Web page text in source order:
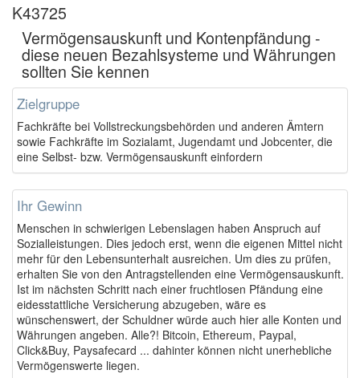
K43725
Vermögensauskunft und Kontenpfändung -
diese neuen Bezahlsysteme und Währungen
sollten Sie kennen
Zielgruppe
Fachkräfte bei Vollstreckungsbehörden und anderen Ämtern
sowie Fachkräfte im Sozialamt, Jugendamt und Jobcenter, die
eine Selbst- bzw. Vermögensauskunft einfordern
Ihr Gewinn
Menschen in schwierigen Lebenslagen haben Anspruch auf
Sozialleistungen. Dies jedoch erst, wenn die eigenen Mittel nicht
mehr für den Lebensunterhalt ausreichen. Um dies zu prüfen,
erhalten Sie von den Antragstellenden eine Vermögensauskunft.
Ist im nächsten Schritt nach einer fruchtlosen Pfändung eine
eidesstattliche Versicherung abzugeben, wäre es
wünschenswert, der Schuldner würde auch hier alle Konten und
Währungen angeben. Alle?! Bitcoin, Ethereum, Paypal,
Click&Buy, Paysafecard ... dahinter können nicht unerhebliche
Vermögenswerte liegen.